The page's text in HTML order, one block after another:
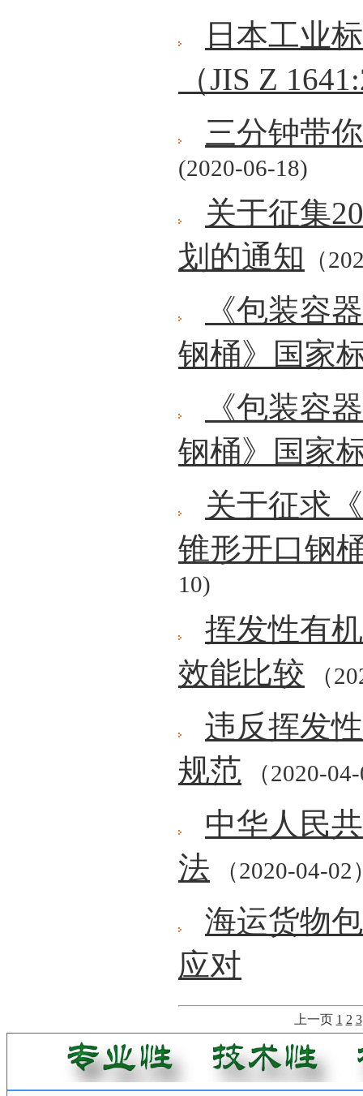
日本工业
（JIS Z
三分钟带
(2020-06-18)
关于征集
划的通知 （
《包装容
钢桶》国家
《包装容
钢桶》国家
关于征求
锥形开口钢
10)
挥发性有
效能比较 （
违反挥发
规范 （2020-
中华人民
法 （2020-04-02
海运货物
应对
上一页 1 2 3